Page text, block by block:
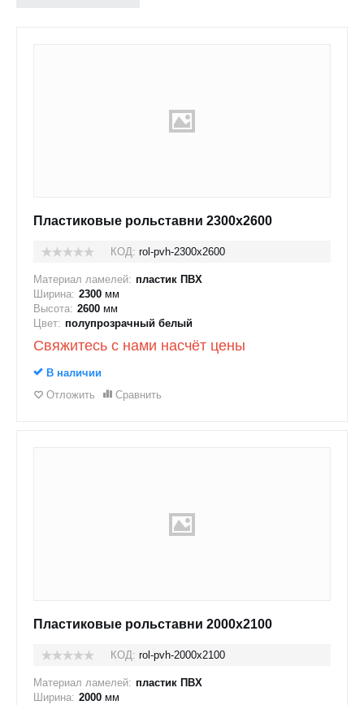
Пластиковые рольставни 2300x2600
КОД: rol-pvh-2300x2600
Материал ламелей: пластик ПВХ
Ширина: 2300 мм
Высота: 2600 мм
Цвет: полупрозрачный белый
Свяжитесь с нами насчёт цены
В наличии
Отложить
Сравнить
Пластиковые рольставни 2000x2100
КОД: rol-pvh-2000x2100
Материал ламелей: пластик ПВХ
Ширина: 2000 мм